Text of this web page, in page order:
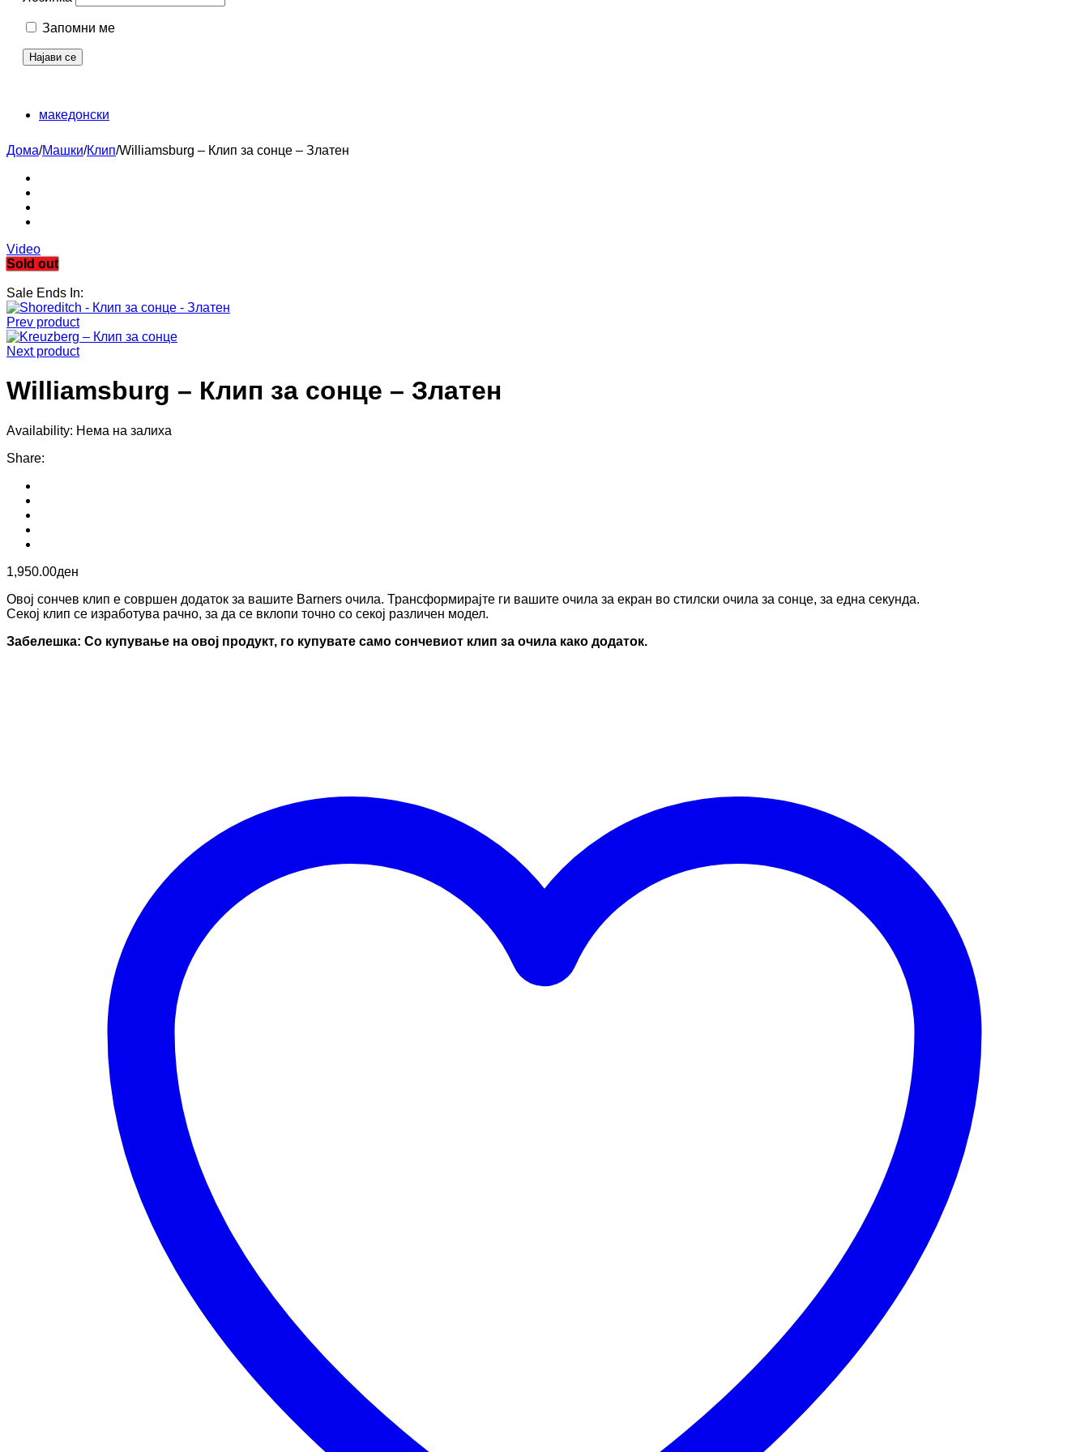
Запомни ме
македонски
Дома/Машки/Клип/Williamsburg – Клип за сонце – Златен
Video
Sold out
Sale Ends In:
Prev product
Next product
Williamsburg – Клип за сонце – Златен
Availability: Нема на залиха
Share:
1,950.00ден
Овој сончев клип е совршен додаток за вашите Barners очила. Трансформирајте ги вашите очила за екран во стилски очила за сонце, за една секунда.
Секој клип се изработува рачно, за да се вклопи точно со секој различен модел.
Забелешка: Со купување на овој продукт, го купувате само сончевиот клип за очила како додаток.